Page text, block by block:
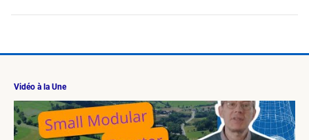
Vidéo à la Une